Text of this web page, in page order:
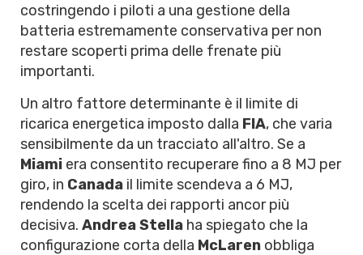
costringendo i piloti a una gestione della
batteria estremamente conservativa per non
restare scoperti prima delle frenate più
importanti.
Un altro fattore determinante è il limite di
ricarica energetica imposto dalla FIA, che varia
sensibilmente da un tracciato all'altro. Se a
Miami era consentito recuperare fino a 8 MJ per
giro, in Canada il limite scendeva a 6 MJ,
rendendo la scelta dei rapporti ancor più
decisiva. Andrea Stella ha spiegato che la
configurazione corta della McLaren obbliga